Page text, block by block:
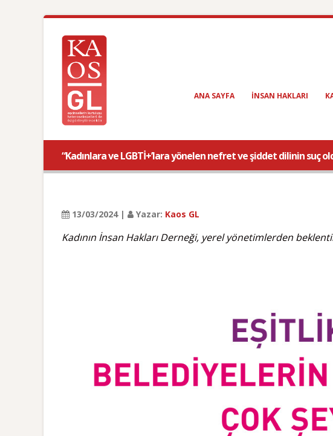
ANA SAYFA INSAN HAKLARI
“Kadınlara ve LGBTİ+’lara yönelen nefret ve şiddet dilinin suç
13/03/2024 | Yazar: Kaos GL
Kadının İnsan Hakları Derneği, yerel yönetimlerden